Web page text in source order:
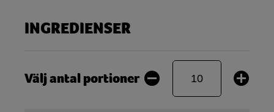
INGREDIENSER
Välj antal portioner